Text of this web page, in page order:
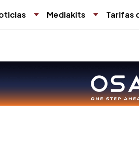
Mediakits Tarifas